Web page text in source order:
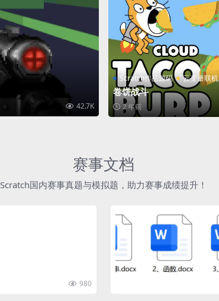
42.7K
Scratch作品源码 云变量联机
卷饼战斗
2 年前
赛事文档
Scratch国内赛事真题与模拟题，助力赛事成绩提升！
980